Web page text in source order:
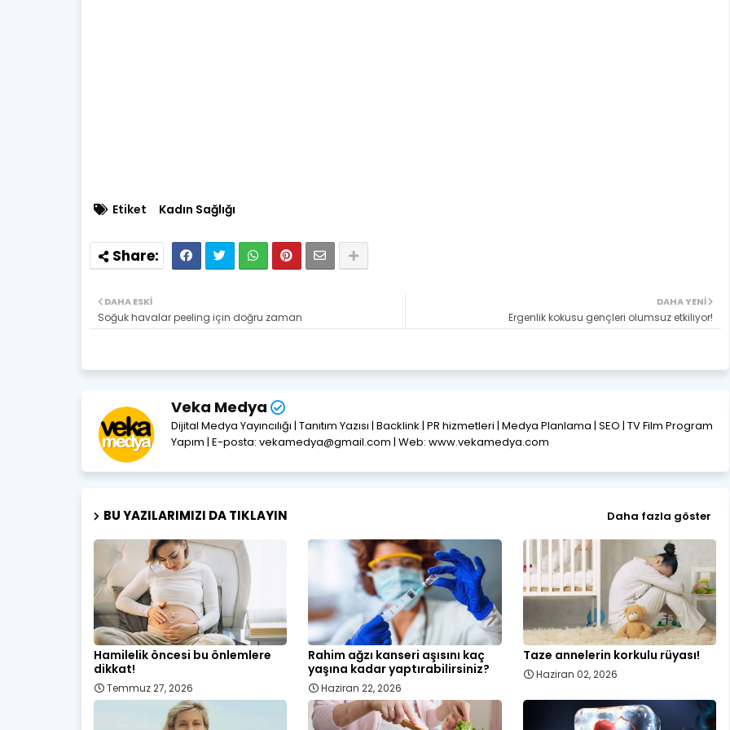
Etiket Kadın Sağlığı
DAHA YENI
Ergenlik kokusu gençleri olumsuz etkiliyor!
DAHA ESKI
Soğuk havalar peeling için doğru zaman
Veka Medya
Dijital Medya Yayıncılığı | Tanıtım Yazısı | Backlink | PR hizmetleri | Medya Planlama | SEO | TV Film Program
Yapım | E-posta: vekamedya@gmail.com | Web: www.vekamedya.com
BU YAZILARIMIZI DA TIKLAYIN Daha fazla göster
Hamilelik öncesi bu önlemlere
dikkat!
Temmuz 27, 2026
Rahim ağzı kanseri aşısını kaç
yaşına kadar yaptırabilirsiniz?
Haziran 22, 2026
Taze annelerin korkulu rüyası!
Haziran 02, 2026